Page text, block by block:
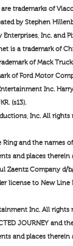
trademarks of
by Stephen
Inc. and
is a trademark of
of Mack
of Ford Motor
Inc.
(s13).
Inc. All rights
Ring and the names
and places therein
Zaentz Company d/
license to New Line
Inc. All rights
JOURNEY and
and places therein